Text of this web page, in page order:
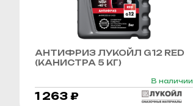
АНТИФРИЗ ЛУКОЙЛ G12 RED
(КАНИСТРА 5 КГ)
В наличии
1 263 ₽